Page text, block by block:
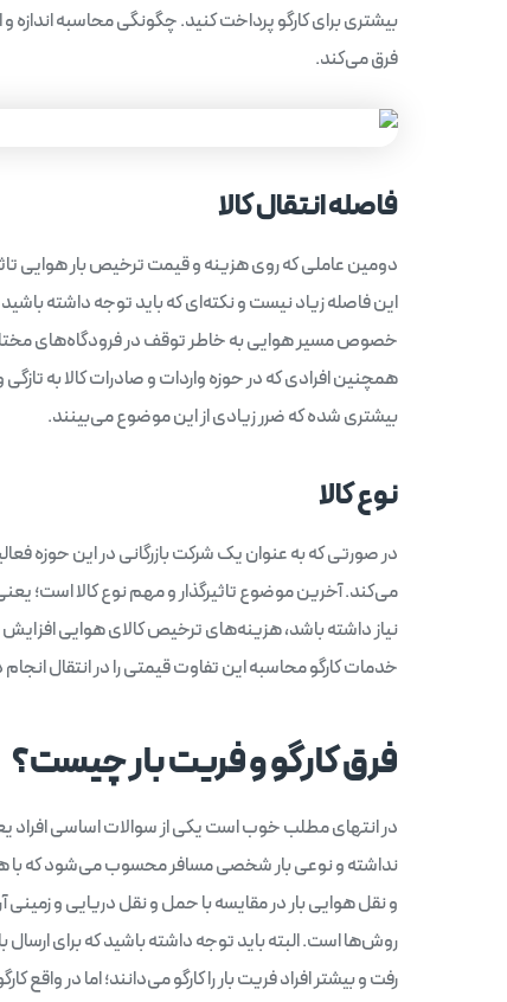
بیشتری برای کارگو پرداخت کنید. چگونگی محاسبه
فرق می‌کند.
فاصله انتقال کالا
دومین عاملی که روی هزینه و قیمت ترخیص بار هوایی
این فاصله زیاد نیست و نکته‌ای که باید توجه داشته
خصوص مسیر هوایی به خاطر توقف در فرودگاه‌های
همچنین افرادی که در حوزه واردات و صادرات کالا به
بیشتری شده که ضرر زیادی از این موضوع می‌بینند.
نوع کالا
در صورتی که به عنوان یک شرکت بازرگانی در این حوزه
می‌کند. آخرین موضوع تاثیرگذار و مهم نوع کالا است؛
نیاز داشته باشد، هزینه‌های ترخیص کالای هوایی
خدمات کارگو محاسبه این تفاوت قیمتی را در انتقال
فرق کارگو و فریت بار چیست؟
در انتهای مطلب خوب است یکی از سوالات اساسی افراد
نداشته و نوعی بار شخصی مسافر محسوب می‌شود که با
و نقل هوایی بار در مقایسه با حمل و نقل دریایی و
روش‌ها است. البته باید توجه داشته باشید که برای ارسال
رفت و بیشتر افراد فریت بار را کارگو می‌دانند؛ اما در